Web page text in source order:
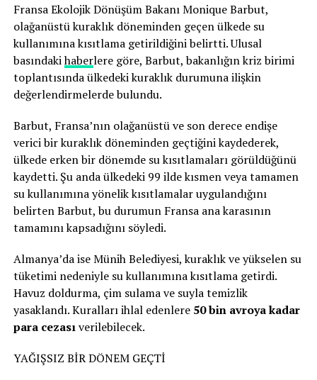
Fransa Ekolojik Dönüşüm Bakanı Monique Barbut,
olağanüstü kuraklık döneminden geçen ülkede su
kullanımına kısıtlama getirildiğini belirtti. Ulusal
basındakihaberlere göre, Barbut, bakanlığın kriz birimi
toplantısında ülkedeki kuraklık durumuna ilişkin
değerlendirmelerde bulundu.
Barbut, Fransa’nın olağanüstü ve son derece endişe
verici bir kuraklık döneminden geçtiğini kaydederek,
ülkede erken bir dönemde su kısıtlamaları görüldüğünü
kaydetti. Şu anda ülkedeki 99 ilde kısmen veya tamamen
su kullanımına yönelik kısıtlamalar uygulandığını
belirten Barbut, bu durumun Fransa ana karasının
tamamını kapsadığını söyledi.
Almanya’da ise Münih Belediyesi, kuraklık ve yükselen su
tüketimi nedeniyle su kullanımına kısıtlama getirdi.
Havuz doldurma, çim sulama ve suyla temizlik
yasaklandı. Kuralları ihlal edenlere50 bin avroya kadar
para cezasıverilebilecek.
YAĞIŞSIZ BİR DÖNEM GEÇTİ